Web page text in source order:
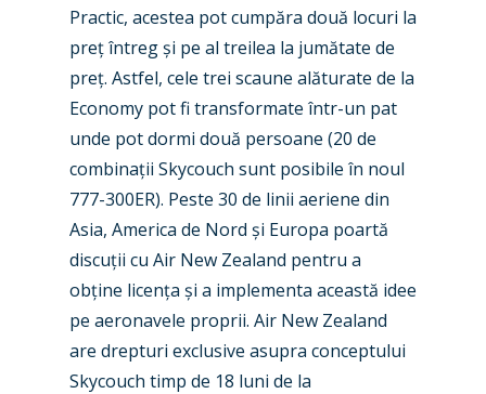
Practic, acestea pot cumpăra două locuri la
prețîntregși pe al treilea la jumătate de
preț. Astfel, cele trei scaune alăturate de la
Economy pot fi transformate într-un pat
unde pot dormi două persoane (20 de
combinații Skycouch sunt posibile în noul
777-300ER). Peste 30 de linii aeriene din
Asia, America de Nord și Europa poartă
discuții cu Air New Zealand pentru a
obține licența și a implementa această idee
pe aeronavele proprii. Air New Zealand
are drepturi exclusive asupra conceptului
Skycouch timp de 18 luni de la
Industry
Accidents / Incidents
Airshows
Dubai 2025
Paris 2025
Farnborough 2024
Paris 2023
Farnborough 2022
Dubai 2019
Paris 2019
Business Jets
Military
Trip Reports
Marketplace
Jobs
Contact